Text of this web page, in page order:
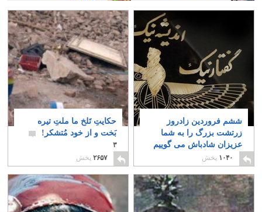
ششم فروردین زادروز
زرتشت بزرگ را به شما
عزیزان شادباش می گوییم
۶
۱۰۴۰ پخش
حکایتِ تَلخ ما ملتِ تیره
بَخت و از خود مُتشکر!
۳
۲۶۵۷ پخش